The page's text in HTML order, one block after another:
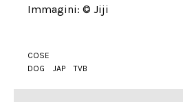
Immagini: © Jiji
COSE
DOG
JAP TVB